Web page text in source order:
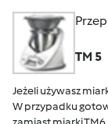
TM 5
Jeżeli używasz
W przypadku